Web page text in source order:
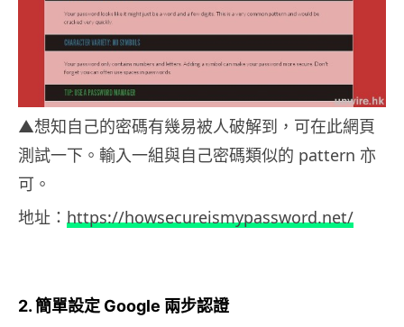
▲想知自己的密碼有幾易被人破解到，可在此網頁
測試一下。輸入一組與自己密碼類似的 pattern 亦
可。
地址： https://howsecureismypassword.net/
2. 簡單設定 Google 兩步認證